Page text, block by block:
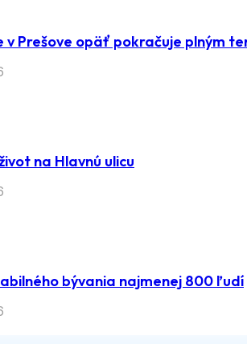
v Prešove opäť pokračuje plným
na Hlavnú ulicu
bývania najmenej 800 ľudí